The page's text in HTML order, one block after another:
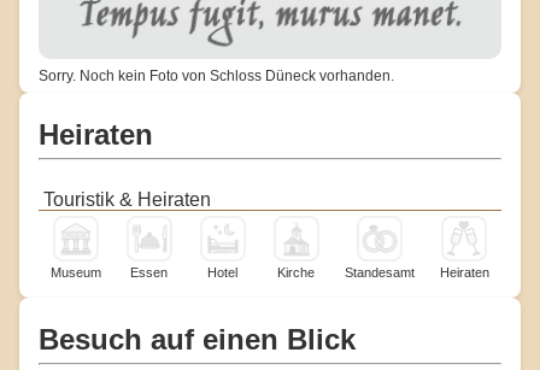
Sorry. Noch kein Foto von Schloss Düneck vorhanden.
Heiraten
Touristik & Heiraten
Museum Essen Hotel Kirche Standesamt Heiraten
Besuch auf einen Blick